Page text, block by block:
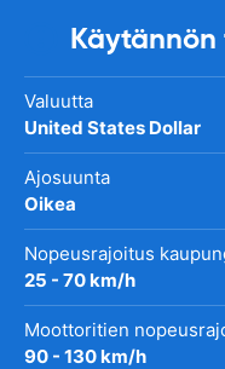
Valuutta
United States Dollar
Ajosuunta
Oikea
Nopeusrajoitus
25 - 70 km/h
Moottoritien
90 - 130 km/h